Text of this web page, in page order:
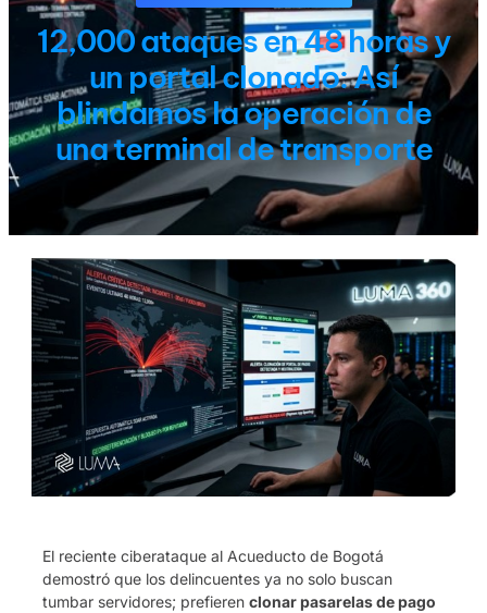
12,000 ataques en 48 horas y
un portal clonado: Así
blindamos la operación de
una terminal de transporte
El reciente ciberataque al Acueducto de Bogotá
demostró que los delincuentes ya no solo buscan
tumbar servidores; prefieren clonar pasarelas de pago